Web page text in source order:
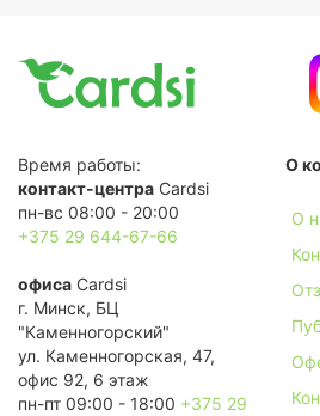
Время работы:
контакт-центра Cardsi
пн-вс 08:00 - 20:00
+375 29 644-67-66
офиса Cardsi
г. Минск, БЦ
"Каменногорский"
ул. Каменногорская, 47,
офис 92, 6 этаж
пн-пт 09:00 - 18:00 +375 29
О
О